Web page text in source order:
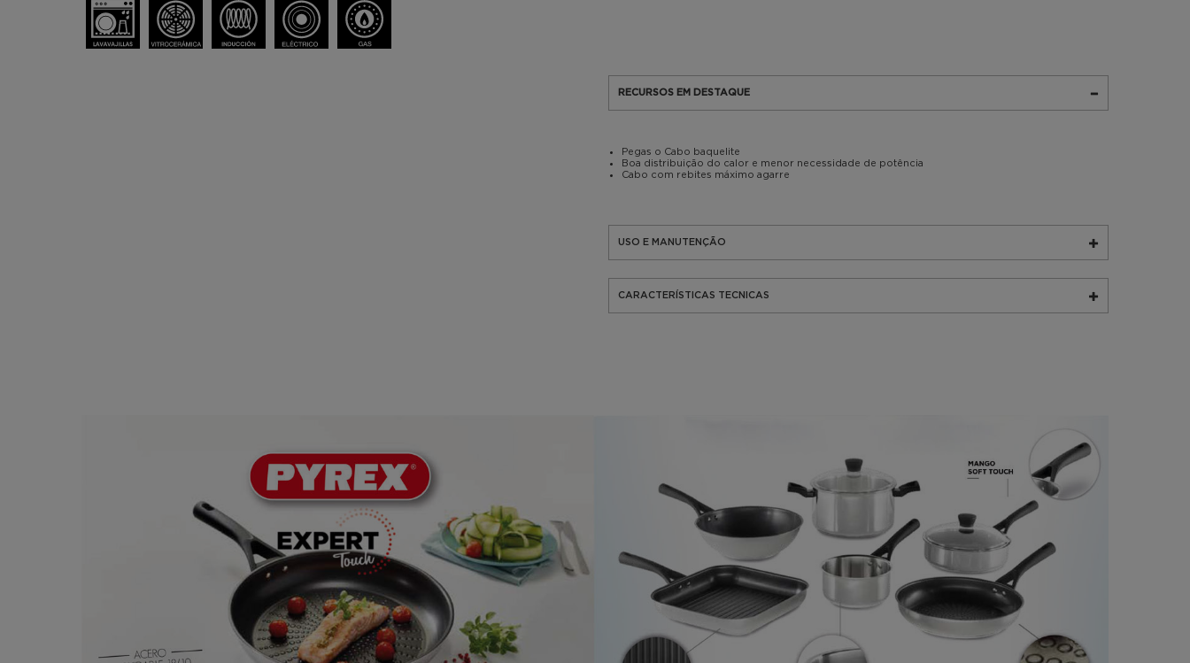
RECURSOS EM DESTAQUE
Pegas o Cabo baquelite
Boa distribuição do calor e menor necessidade de potência
Cabo com rebites máximo agarre
USO E MANUTENÇÃO
CARACTERÍSTICAS TECNICAS